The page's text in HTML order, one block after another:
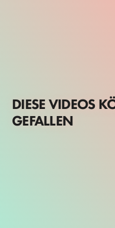
DIESE VIDEOS
GEFALLEN